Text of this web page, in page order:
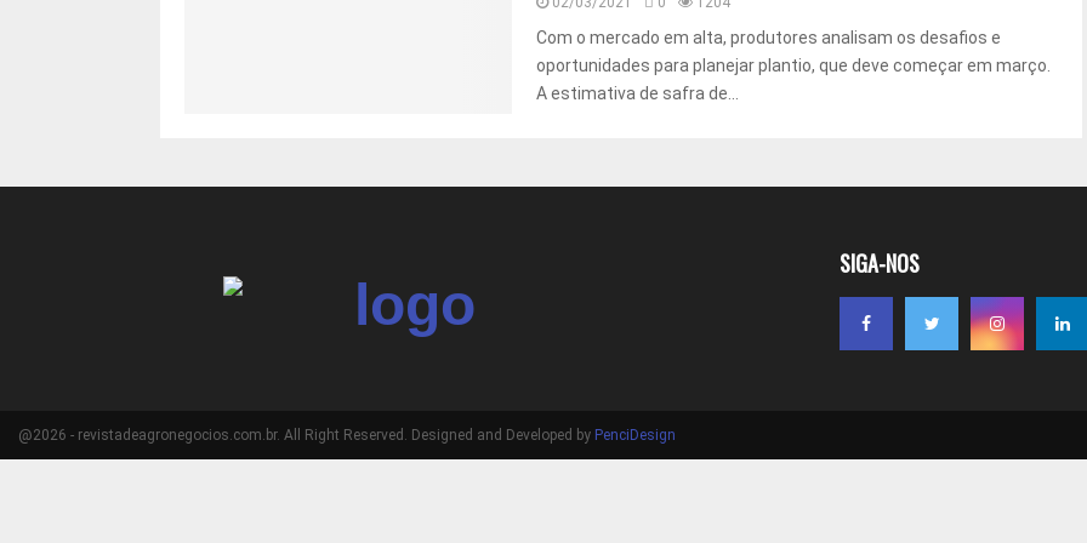
Com o mercado em alta, produtores analisam os desafios e
oportunidades para planejar plantio, que deve começar em março.
A estimativa de safra de...
SIGA-NOS
@2026 - revistadeagronegocios.com.br. All Right Reserved. Designed and Developed by PenciDesign